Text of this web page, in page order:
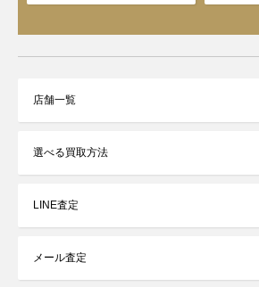
店舗一覧
選べる買取方法
LINE査定
メール査定